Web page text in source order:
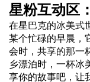
星粉互动区
在星巴克的冰美式
某个忙碌的早晨，
会时，共享的那一
乡漂泊时，一杯冰
享你的故事吧，让